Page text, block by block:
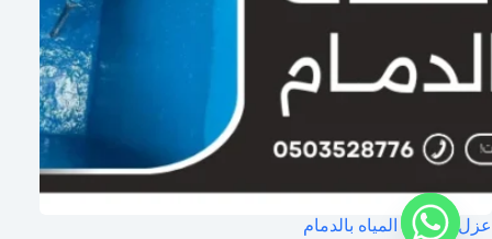
عزل خزانات المياه بالدمام